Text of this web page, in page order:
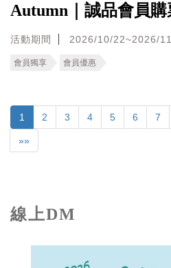
Autumn｜誠品會員購
活動期間 2026/10/22~2026/
會員獨享 會員優惠
1 2 3 4 5 6 7
»»
線上DM